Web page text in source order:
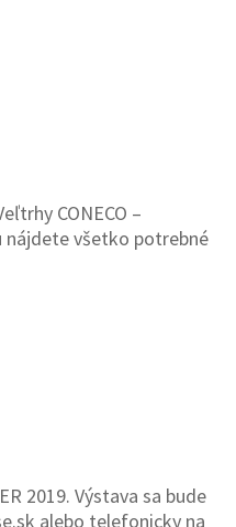
CONECO –
nájdete všetko potrebné
2019. Výstava sa bude
alebo telefonicky na